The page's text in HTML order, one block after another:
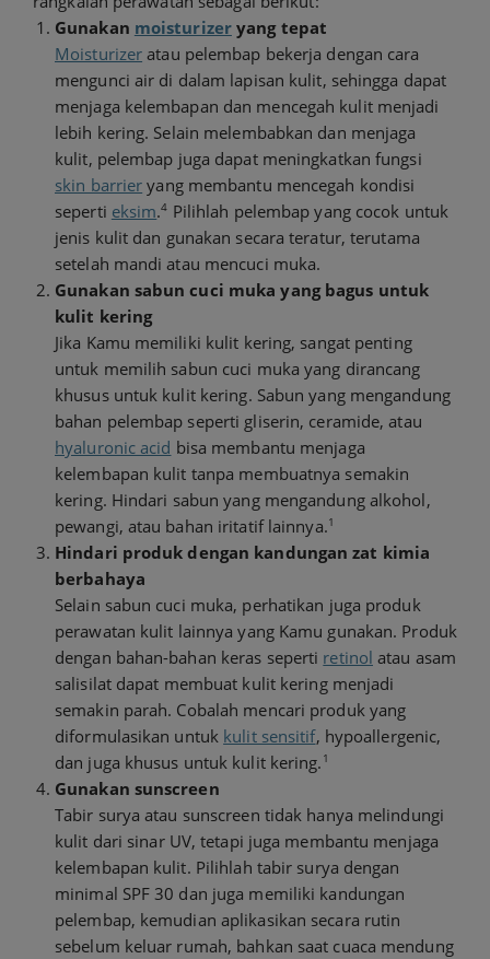
Gunakan moisturizeryang tepat
Moisturizer atau pelembap bekerja dengan cara
mengunci air di dalam lapisan kulit, sehingga dapat
menjaga kelembapan dan mencegah kulit menjadi
lebih kering. Selain melembabkan dan menjaga
kulit, pelembap juga dapat meningkatkan fungsi
skin barrier yang membantu mencegah kondisi
seperti eksim.4 Pilihlah pelembap yang cocok untuk
jenis kulit dan gunakan secara teratur, terutama
setelah mandi atau mencuci muka.
Gunakan sabun cuci muka yang bagus untuk
kulit kering
Jika Kamu memiliki kulit kering, sangat penting
untuk memilih sabun cuci muka yang dirancang
khusus untuk kulit kering. Sabun yang mengandung
bahan pelembap seperti gliserin, ceramide, atau
hyaluronic acid bisa membantu menjaga
kelembapan kulit tanpa membuatnya semakin
kering. Hindari sabun yang mengandung alkohol,
pewangi, atau bahan iritatif lainnya.1
Hindari produk dengan kandungan zat kimia
berbahaya
Selain sabun cuci muka, perhatikan juga produk
perawatan kulit lainnya yang Kamu gunakan. Produk
dengan bahan-bahan keras seperti retinol atau asam
salisilat dapat membuat kulit kering menjadi
semakin parah. Cobalah mencari produk yang
diformulasikan untuk kulit sensitif, hypoallergenic,
dan juga khusus untuk kulit kering. 1
Gunakan sunscreen
Tabir surya atau sunscreen tidak hanya melindungi
kulit dari sinar UV, tetapi juga membantu menjaga
kelembapan kulit. Pilihlah tabir surya dengan
minimal SPF 30 dan juga memiliki kandungan
pelembap, kemudian aplikasikan secara rutin
sebelum keluar rumah, bahkan saat cuaca mendung